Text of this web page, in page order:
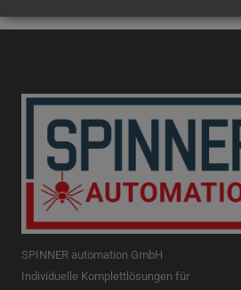
SPINNER automation GmbH
Individuelle Komplettlösungen für